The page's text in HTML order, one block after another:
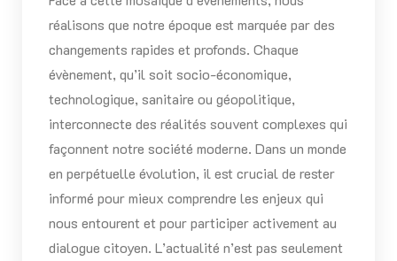
réalisons que notre époque est marquée par des
changements rapides et profonds. Chaque
évènement, qu’il soit socio-économique,
technologique, sanitaire ou géopolitique,
interconnecte des réalités souvent complexes qui
façonnent notre société moderne. Dans un monde
en perpétuelle évolution, il est crucial de rester
informé pour mieux comprendre les enjeux qui
nous entourent et pour participer activement au
dialogue citoyen. L’actualité n’est pas seulement